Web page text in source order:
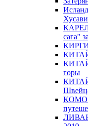
сага"
горы
ЛИВАН